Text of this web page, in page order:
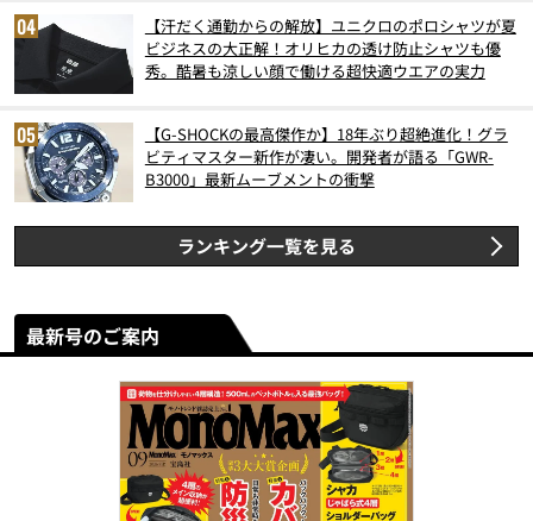
【汗だく通勤からの解放】ユニクロのポロシャツが夏
ビジネスの大正解！オリヒカの透け防止シャツも優
秀。酷暑も涼しい顔で働ける超快適ウエアの実力
【G-SHOCKの最高傑作か】18年ぶり超絶進化！グラ
ビティマスター新作が凄い。開発者が語る「GWR-
B3000」最新ムーブメントの衝撃
ランキング一覧を見る
最新号のご案内